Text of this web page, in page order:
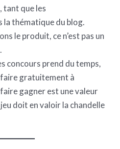
tant que les
thématique du blog.
le produit, ce n’est pas un
concours prend du temps,
faire gratuitement à
gagner est une valeur
doit en valoir la chandelle